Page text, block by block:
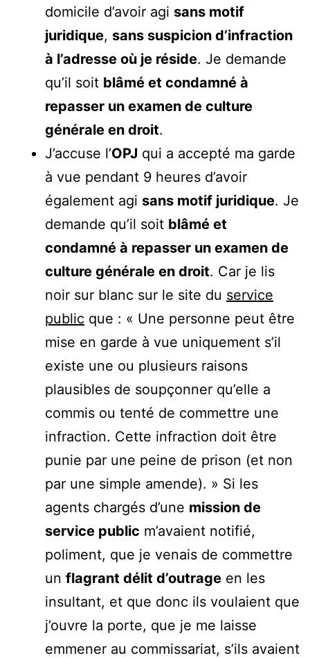
domicile d’avoir agi sans motif
juridique, sans suspicion d’infraction
à l’adresse où je réside. Je demande
qu’il soit blâmé et condamné à
repasser un examen de culture
générale en droit.
J’accuse l’OPJ qui a accepté ma garde
à vue pendant 9 heures d’avoir
également agi sans motif juridique. Je
demande qu’il soit blâmé et
condamné à repasser un examen de
culture générale en droit. Car je lis
noir sur blanc sur le site du service
public que : « Une personne peut être
mise en garde à vue uniquement s’il
existe une ou plusieurs raisons
plausibles de soupçonner qu’elle a
commis ou tenté de commettre une
infraction. Cette infraction doit être
punie par une peine de prison (et non
par une simple amende). » Si les
agents chargés d’une mission de
service public m’avaient notifié,
poliment, que je venais de commettre
un flagrant délit d’outrage en les
insultant, et que donc ils voulaient que
j’ouvre la porte, que je me laisse
emmener au commissariat, s’ils avaient